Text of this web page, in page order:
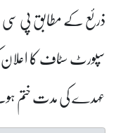
ذرئع کے مطابق پی سی
سپورٹ سٹاف کا
عہدے کی مدت ختم